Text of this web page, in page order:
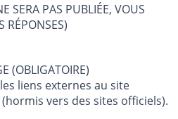
SERA PAS PUBLIÉE, VOUS
RÉPONSES)
TEXTE DE VOTRE MESSAGE (OBLIGATOIRE)
liens externes au site
vers des sites officiels).